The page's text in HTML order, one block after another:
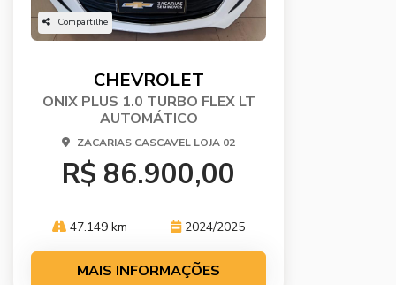
Compartilhe
CHEVROLET
ONIX PLUS 1.0 TURBO FLEX LT
AUTOMÁTICO
ZACARIAS CASCAVEL LOJA 02
R$ 86.900,00
47.149 km 2024/2025
MAIS INFORMAÇÕES